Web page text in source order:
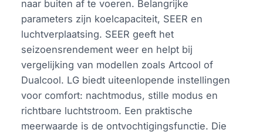
naar buiten af te voeren. Belangrijke
parameters zijn koelcapaciteit, SEER en
luchtverplaatsing. SEER geeft het
seizoensrendement weer en helpt bij
vergelijking van modellen zoals Artcool of
Dualcool. LG biedt uiteenlopende instellingen
voor comfort: nachtmodus, stille modus en
richtbare luchtstroom. Een praktische
meerwaarde is de ontvochtigingsfunctie. Die